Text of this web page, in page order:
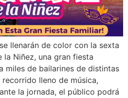
llenarán de color con la sexta
Niñez, una gran fiesta
miles de bailarines de distintas
lleno de música,
la jornada, el público podrá